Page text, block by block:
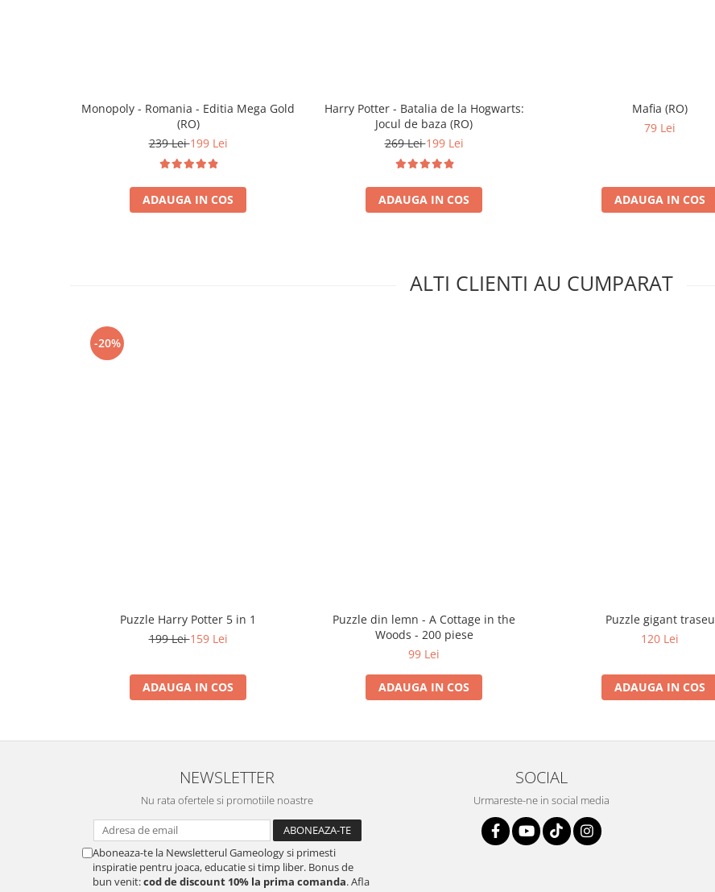
Monopoly - Romania - Editia Mega Gold
(RO)
239 Lei199 Lei
ADAUGA IN COS
Harry Potter - Batalia de la Hogwarts:
Jocul de baza (RO)
269 Lei199 Lei
ADAUGA IN COS
Mafia (RO)
79 Lei
ADAUGA IN COS
ALTI CLIENTI AU CUMPARAT
-20%
Puzzle Harry Potter 5 in 1
199 Lei159 Lei
ADAUGA IN COS
Puzzle din lemn - A Cottage in the
Woods - 200 piese
99 Lei
ADAUGA IN COS
Puzzle gigant traseu
120 Lei
ADAUGA IN COS
NEWSLETTER
Nu rata ofertele si promotiile noastre
Aboneaza-te la Newsletterul Gameology si primesti
inspiratie pentru joaca, educatie si timp liber. Bonus de
bun venit:cod de discount 10% la prima comanda. Afla
SOCIAL
Urmareste-ne in social media